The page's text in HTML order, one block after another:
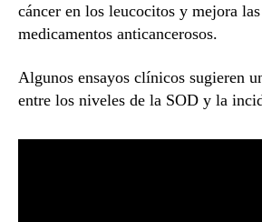
cáncer en los leucocitos y mejora
medicamentos anticancerosos.
Algunos ensayos clínicos sugieren
entre los niveles de la SOD y la